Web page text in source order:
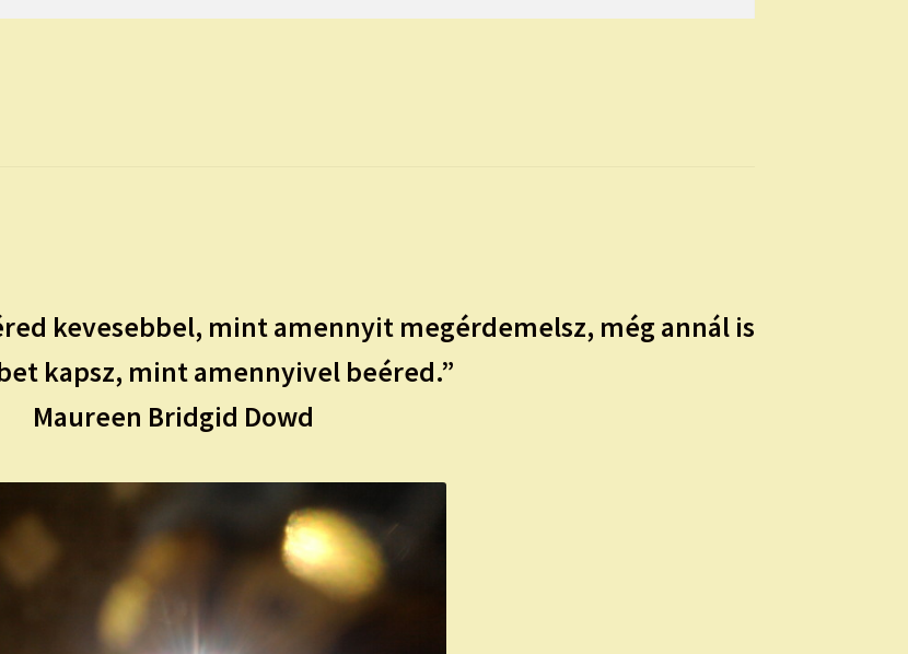
kevesebbel, mint amennyit megérdemelsz, még annál is
kapsz, mint amennyivel beéred.”
Maureen Bridgid Dowd